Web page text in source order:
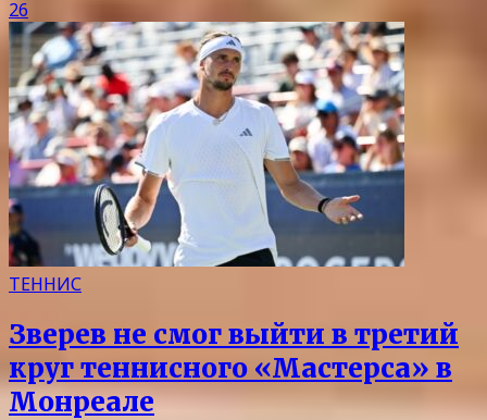
26
ТЕННИС
Зверев не смог выйти в третий
круг теннисного «Мастерса» в
Монреале